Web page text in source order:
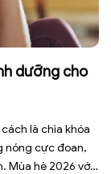
dưỡng cho
là chìa khóa
nóng cực đoan,
Mùa hè 2026 với